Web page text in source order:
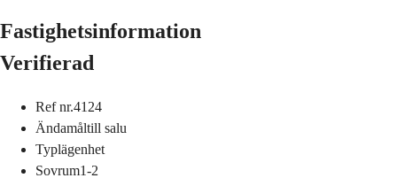
Fastighetsinformation
Verifierad
Ref nr.4124
Ändamåltill salu
Typlägenhet
Sovrum1-2